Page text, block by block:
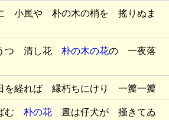
小嵐や 朴の木の梢を 搖りぬま
つ 清し花 朴の木の花の 一夜落
経れば 縁朽ちにけり 一瓣一瓣
む 朴の花 晝は仔犬が 掻きてゐ